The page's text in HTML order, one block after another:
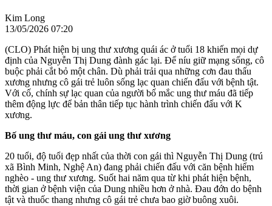
Kim Long
13/05/2026 07:20
(CLO) Phát hiện bị ung thư xương quái ác ở tuổi 18 khiến mọi dự
định của Nguyễn Thị Dung đành gác lại. Để níu giữ mạng sống, cô
buộc phải cắt bỏ một chân. Dù phải trải qua những cơn đau thấu
xương nhưng cô gái trẻ luôn sống lạc quan chiến đấu với bệnh tật.
Với cố, chính sự lạc quan của người bố mắc ung thư máu đã tiếp
thêm động lực để bản thân tiếp tục hành trình chiến đấu với K
xương.
Bố ung thư máu, con gái ung thư xương
20 tuổi, độ tuổi đẹp nhất của thời con gái thì Nguyễn Thị Dung (trú
xã Bình Minh, Nghệ An) đang phải chiến đấu với căn bệnh hiểm
nghèo - ung thư xương. Suốt hai năm qua từ khi phát hiện bệnh,
thời gian ở bệnh viện của Dung nhiều hơn ở nhà. Đau đớn do bệnh
tật và thuốc thang nhưng cô gái trẻ chưa bao giờ buông xuôi.